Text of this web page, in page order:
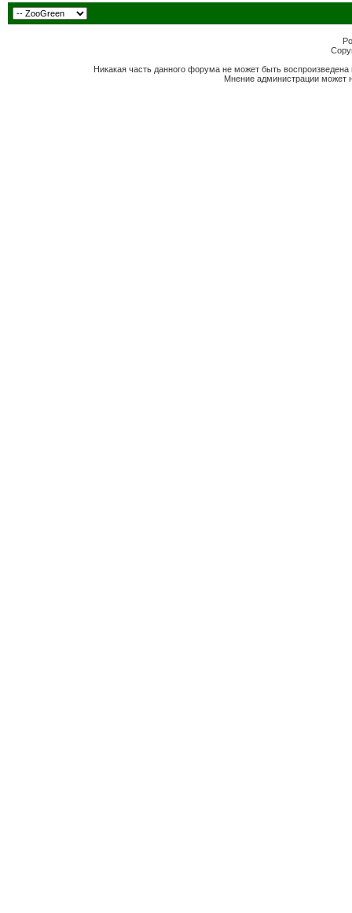
Никакая часть данного форума не может быть
Мнение администрации может